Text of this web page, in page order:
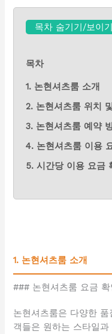
목차 숨기기/보이기
목차
1. 논현셔츠룸 소개
2. 논현셔츠룸 위치
3. 논현셔츠룸 예약
4. 논현셔츠룸 이용
5. 시간당 이용 요금
1. 논현셔츠룸 소개
### 논현셔츠룸 요금 확
논현셔츠룸은 다양한
객들은 원하는 스타일